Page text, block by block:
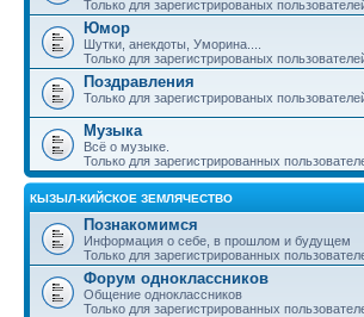
Только для зарегистрированых
Юмор
Шутки, анекдоты, Уморина....
Только для зарегистрированых
Поздравления
Только для зарегистрированых
Музыка
Всё о музыке.
Только для зарегистрированных
КЫЗЫЛ-КИЙСКОЕ ЗЕМЛЯЧЕСТВО
Познакомимся
Информация о себе, в прошлом и будущем
Только для зарегистрированных
Форум одноклассников
Общение одноклассников
Только для зарегистрированных